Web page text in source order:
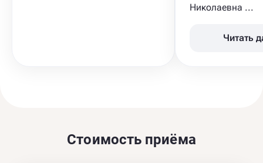
Николаевна ...
Читать
Стоимость приёма